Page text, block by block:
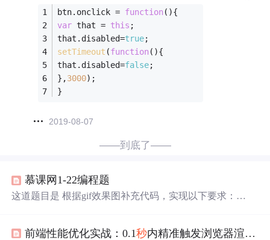
btn.onclick = function( ){
var that = this ;
that.disabled=true;
setTimeout (function( ){
that.disabled=false;
},3000);
}
2019-08-07
——到底了——
慕课网1-22编程题
这道题目是 根据gif效果图补充代码，实现以下要求：
按钮，那么页面上div里面的文字就不会被删除 &lt;body&g
前端性能优化实战：0.1秒内精准触发浏览器渲染任务